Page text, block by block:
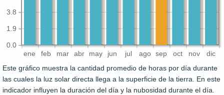
ene feb mar abr may jun jul ago sep oct nov dic
0.0
1.9
3.8
Este gráfico muestra la cantidad promedio de horas por día durante
las cuales la luz solar directa llega a la superficie de la tierra. En este
indicador influyen la duración del día y la nubosidad durante el día.